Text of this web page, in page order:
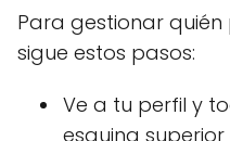
Para gestionar quién
sigue estos pasos:
Ve a tu perfil y
esquina